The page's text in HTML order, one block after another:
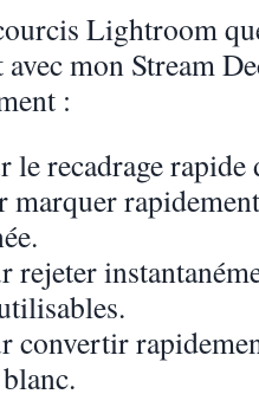
Lightroom
mon Stream
:
le recadrage rapide
marquer
rejeter
convertir